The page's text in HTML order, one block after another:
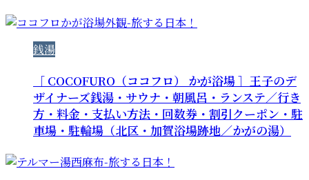
銭湯
［ COCOFURO（ココフロ） かが浴場 ］王子のデ
ザイナーズ銭湯・サウナ・朝風呂・ランステ／行き
方・料金・支払い方法・回数券・割引クーポン・駐
車場・駐輪場（北区・加賀浴場跡地／かがの湯）